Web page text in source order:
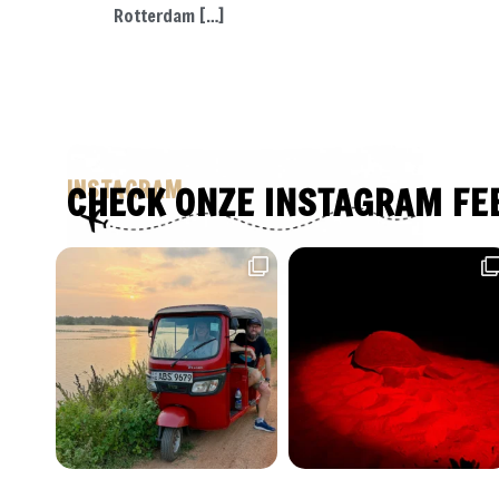
Rotterdam […]
INSTAGRAM
CHECK ONZE INSTAGRAM